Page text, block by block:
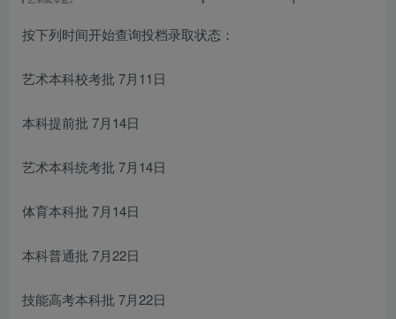
按下列时间开始查询投档录取状态：
艺术本科校考批 7月11日
本科提前批 7月14日
艺术本科统考批 7月14日
体育本科批 7月14日
本科普通批 7月22日
技能高考本科批 7月22日